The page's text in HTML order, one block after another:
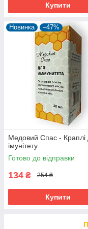
Купити
Новинка –47%
Медовий Спас - Краплі
імунітету
Готово до відправки
134 ₴ 254 ₴
Купити